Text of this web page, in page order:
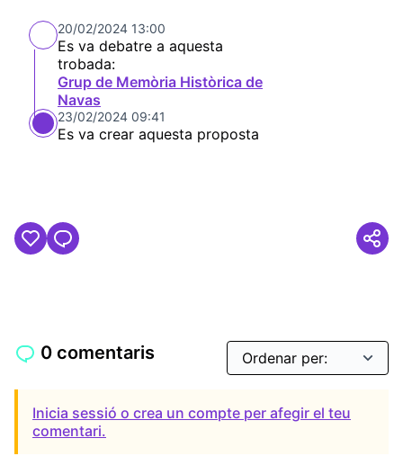
20/02/2024 13:00
Es va debatre a aquesta
trobada:
Grup de Memòria Històrica de
Navas
23/02/2024 09:41
Es va crear aquesta proposta
0 comentaris
Inicia sessió o crea un compte per afegir el teu
comentari.